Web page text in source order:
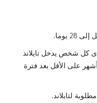
يوما.
كل شخص يدخل تايلاند
على الأقل بعد فترة
لتايلاند.